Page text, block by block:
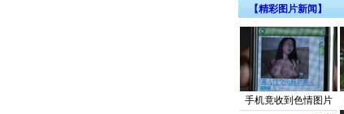
【精彩图片新闻】
手机竟收到色情图片